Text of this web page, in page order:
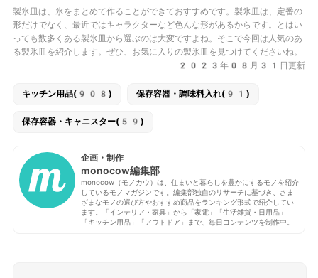
製氷皿は、氷をまとめて作ることができておすすめです。製氷皿は、定番の
形だけでなく、最近ではキャラクターなど色んな形があるからです。とはい
っても数多くある製氷皿から選ぶのは大変ですよね。そこで今回は人気のあ
る製氷皿を紹介します。ぜひ、お気に入りの製氷皿を見つけてくださいね。
2023年08月31日更新
キッチン用品(908) 保存容器・調味料入れ(91)
保存容器・キャニスター(59)
企画・制作
monocow編集部
monocow（モノカウ）は、住まいと暮らしを豊かにするモノを紹介
しているモノマガジンです。編集部独自のリサーチに基づき、さま
ざまなモノの選び方やおすすめ商品をランキング形式で紹介してい
ます。「インテリア・家具」から「家電」「生活雑貨・日用品」
「キッチン用品」「アウトドア」まで、毎日コンテンツを制作中。